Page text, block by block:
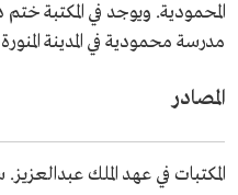
المحمودية. ويوجد في المكتبة
مدرسة محمودية في المدينة المنورة سنة 1333هـ، أو
المصادر
المكتبات في عهد الملك عبدالعزيز.